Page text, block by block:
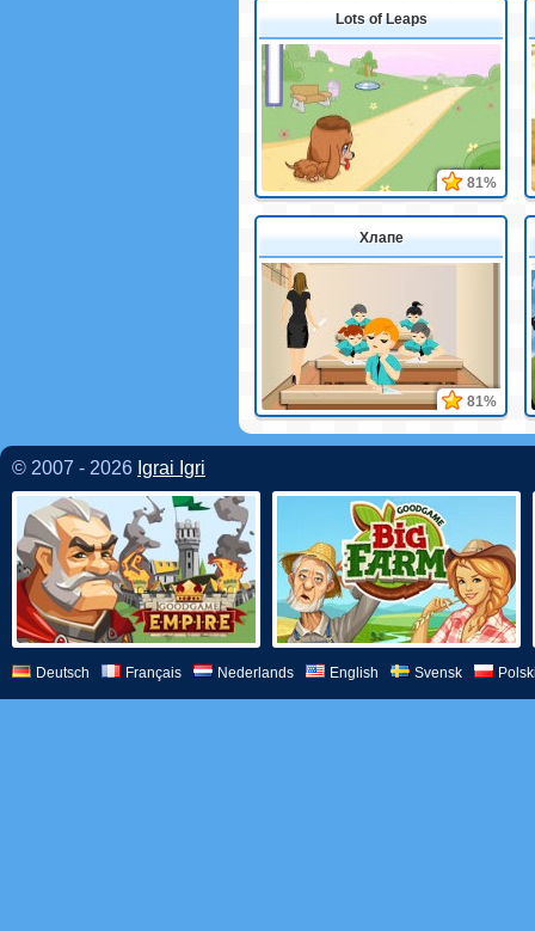
Lots of Leaps
81%
Хлапе
81%
© 2007 - 2026 Igrai Igri
Deutsch Français Nederlands English Svensk